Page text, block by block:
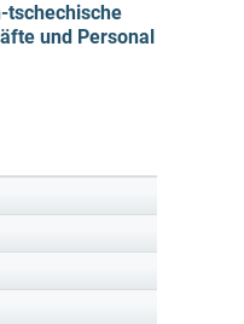
tschechische
und Personal